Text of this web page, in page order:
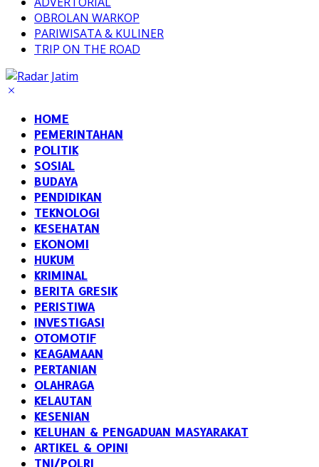
OBROLAN WARKOP
PARIWISATA & KULINER
TRIP ON THE ROAD
HOME
PEMERINTAHAN
POLITIK
SOSIAL
BUDAYA
PENDIDIKAN
TEKNOLOGI
KESEHATAN
EKONOMI
HUKUM
KRIMINAL
BERITA GRESIK
PERISTIWA
INVESTIGASI
OTOMOTIF
KEAGAMAAN
PERTANIAN
OLAHRAGA
KELAUTAN
KESENIAN
KELUHAN & PENGADUAN MASYARAKAT
ARTIKEL & OPINI
TNI/POLRI